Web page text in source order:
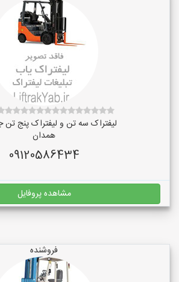
لیفتراک سه تن و لیفتراک پنج
همدان
09120586434
مشاهده پروفایل
فروشنده